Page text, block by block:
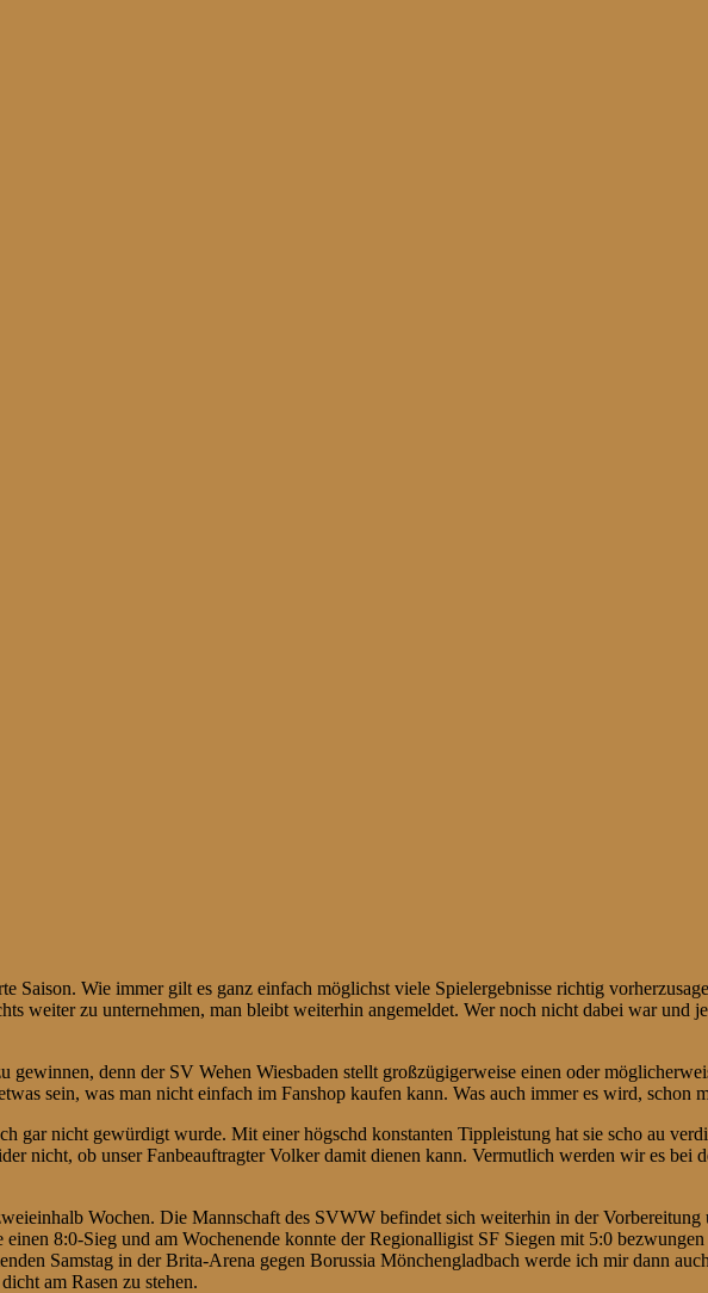
Wie immer gilt es ganz einfach möglichst viele Spielergebnisse richtig
weiter zu unternehmen, man bleibt weiterhin angemeldet. Wer noch nicht dabei war und
denn der SV Wehen Wiesbaden stellt großzügigerweise einen oder
sein, was man nicht einfach im Fanshop kaufen kann. Was auch immer es wird, schon
gar nicht gewürdigt wurde. Mit einer högschd konstanten Tippleistung hat sie scho au
nicht, ob unser Fanbeauftragter Volker damit dienen kann. Vermutlich werden wir es bei
Wochen. Die Mannschaft des SVWW befindet sich weiterhin in der Vorbereitung
8:0-Sieg und am Wochenende konnte der Regionalligist SF Siegen mit 5:0
Samstag in der Brita-Arena gegen Borussia Mönchengladbach werde ich mir dann
am Rasen zu stehen.